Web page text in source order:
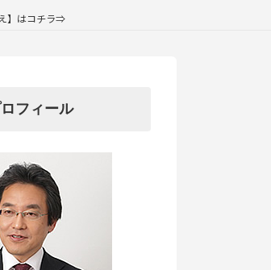
】はコチラ⇒
フィール